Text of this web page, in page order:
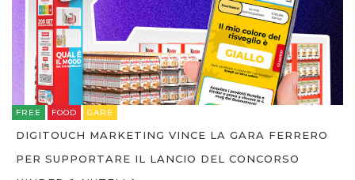
FREE FOOD GARE
DIGITOUCH MARKETING VINCE LA GARA FERRERO
PER SUPPORTARE IL LANCIO DEL CONCORSO